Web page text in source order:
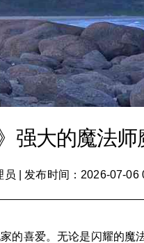
强大的魔法师
员 发布时间：2026-07-06
的喜爱。无论是闪耀的魔